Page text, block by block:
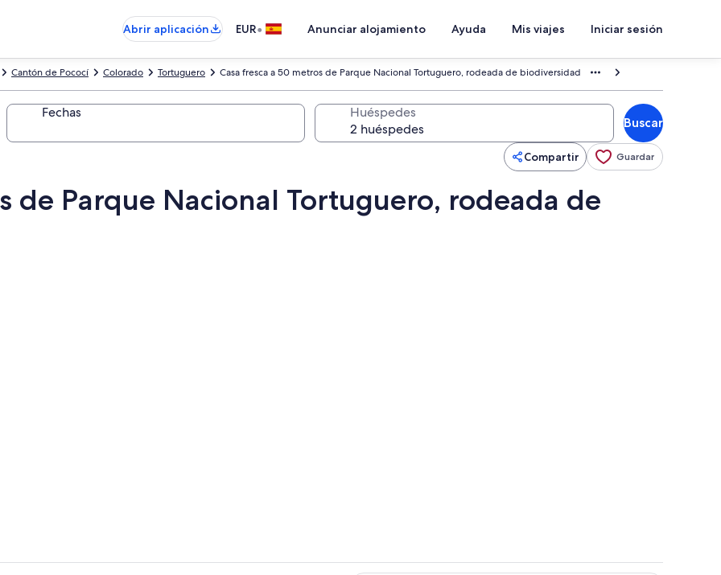
Abrir aplicación
EUR• Anunciar alojamiento Ayuda Mis viajes Iniciar sesión
Casa fresca a 50 metros de Parque Nacional Tortuguero, rodeada de biodiversidad
Tortuguero
Colorado
Cantón de Pococí
Fechas Huéspedes
Buscar
Compartir Guardar
de Parque Nacional Tortuguero, rodeada de